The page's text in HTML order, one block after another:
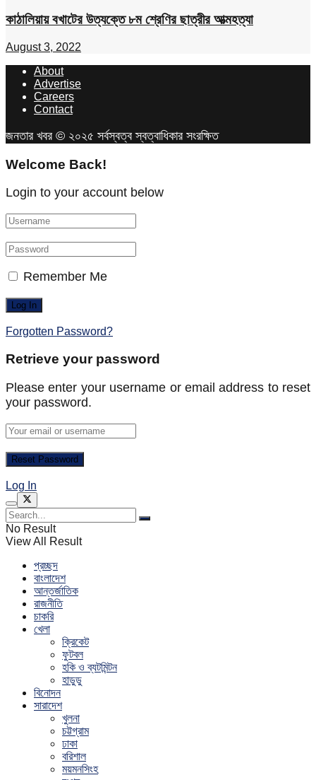
কাঠালিয়ায় বখাটের উত্যক্তে ৮ম শ্রেণির ছাত্রীর আত্মহত্যা
August 3, 2022
About
Advertise
Careers
Contact
জনতার খবর © ২০২৫ সর্বস্বত্ব স্বত্বাধিকার সংরক্ষিত
Welcome Back!
Login to your account below
Remember Me
Forgotten Password?
Retrieve your password
Please enter your username or email address to reset
your password.
Log In
No Result
View All Result
প্রচ্ছদ
বাংলাদেশ
আন্তর্জাতিক
রাজনীতি
চাকরি
খেলা
ক্রিকেট
ফুটবল
হকি ও ব্যটমিন্টন
হাডুডু
বিনোদন
সারাদেশ
খুলনা
চট্টগ্রাম
ঢাকা
বরিশাল
ময়মনসিংহ